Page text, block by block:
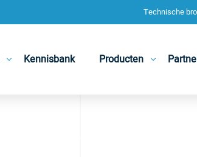
Technische
Kennisbank Producten